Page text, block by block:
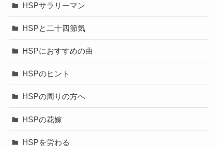
HSPサラリーマン
HSPと二十四節気
HSPにおすすめの曲
HSPのヒント
HSPの周りの方へ
HSPの花嫁
HSPを労わる